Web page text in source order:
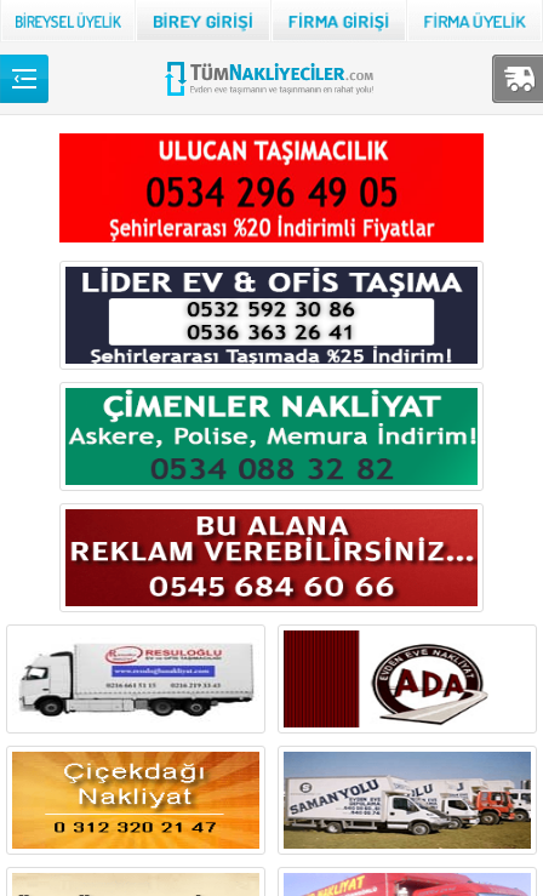
TÜM NAKLİYECİLER
Adıyaman
Ağrı
Amasya
Antalya
Ardahan Artvin
Balıkesir
Batman
Bayburt Bilecik
Bingöl Bitlis
Burdur
Bursa Çanakkale
Çankırı Çorum
Denizli Diyarbakır
Düzce Edirne
Elazığ Erzincan
Erzurum Eskişehir
Back